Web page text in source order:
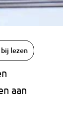
lezen
aan